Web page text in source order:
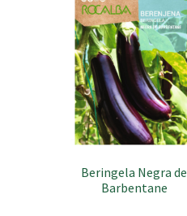
Beringela Negra de
Barbentane